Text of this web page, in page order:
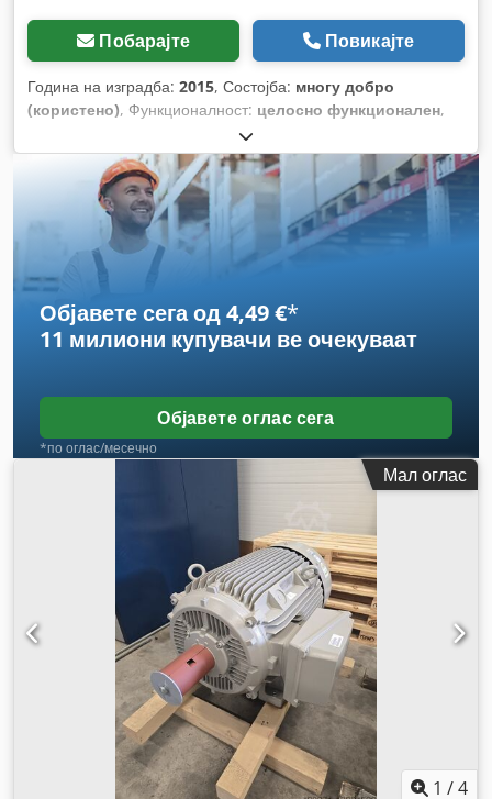
Побарајте Повикајте
Година на изградба: 2015, Состојба: многу добро
(користено), Функционалност: целосно функционален,
, вкупна ширина:
висина:480 мм,
Објавете сега од 4,49 €*
11 милиони купувачи ве очекуваат
Објавете оглас сега
*по оглас/месечно
Мал оглас
1 /4